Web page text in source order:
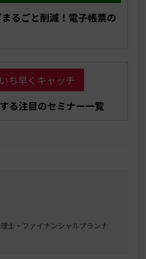
まるごと削減！電子帳票の
ち早くキャッチ
る注目のセミナー一覧
士・ファイナンシャルプランナ